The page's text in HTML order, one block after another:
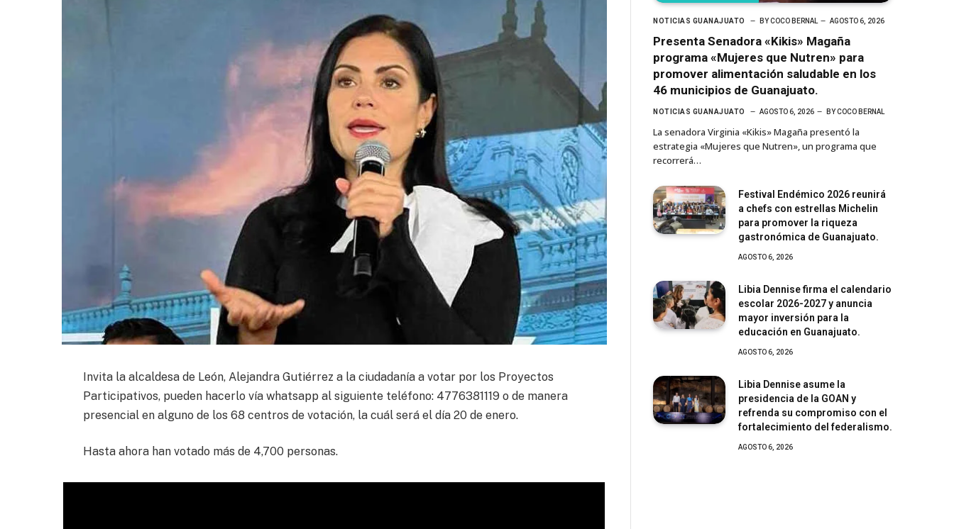
Invita la alcaldesa de León, Alejandra Gutiérrez a la ciudadanía a votar por los Proyectos
Participativos, pueden hacerlo vía whatsapp al siguiente teléfono: 4776381119 o de manera
presencial en alguno de los 68 centros de votación, la cuál será el día 20 de enero.
Hasta ahora han votado más de 4,700 personas.
NOTICIAS GUANAJUATO BY COCO BERNAL AGOSTO 6, 2026
Presenta Senadora «Kikis» Magaña
programa «Mujeres que Nutren» para
promover alimentación saludable en los
46 municipios de Guanajuato.
NOTICIAS GUANAJUATO AGOSTO 6, 2026 BY COCO BERNAL
La senadora Virginia «Kikis» Magaña presentó la
estrategia «Mujeres que Nutren», un programa que
recorrerá…
Festival Endémico 2026 reunirá
a chefs con estrellas Michelin
para promover la riqueza
gastronómica de Guanajuato.
AGOSTO 6, 2026
Libia Dennise firma el calendario
escolar 2026-2027 y anuncia
mayor inversión para la
educación en Guanajuato.
AGOSTO 6, 2026
Libia Dennise asume la
presidencia de la GOAN y
refrenda su compromiso con el
fortalecimiento del federalismo.
AGOSTO 6, 2026